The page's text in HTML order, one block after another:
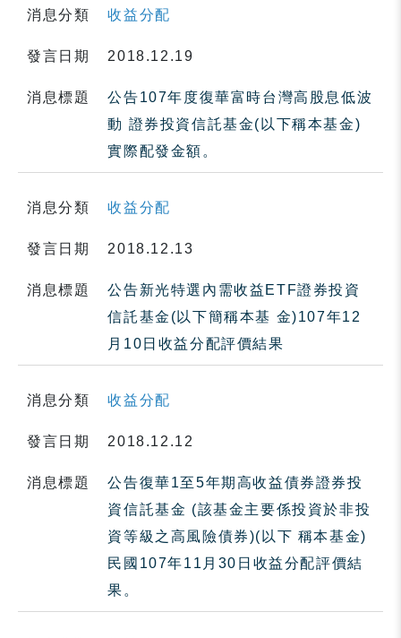
消息分類 收益分配
發言日期 2018.12.19
消息標題
公告107年度復華富時台灣高股息低波
動 證券投資信託基金(以下稱本基金)
實際配發金額。
消息分類 收益分配
發言日期 2018.12.13
消息標題
公告新光特選內需收益ETF證券投資
信託基金(以下簡稱本基 金)107年12
月10日收益分配評價結果
消息分類 收益分配
發言日期 2018.12.12
消息標題
公告復華1至5年期高收益債券證券投
資信託基金 (該基金主要係投資於非投
資等級之高風險債券)(以下 稱本基金)
民國107年11月30日收益分配評價結
果。